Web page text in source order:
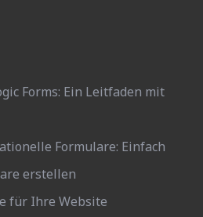
Forms: Ein Leitfaden mit
Formulare: Einfach
erstellen
für Ihre Website